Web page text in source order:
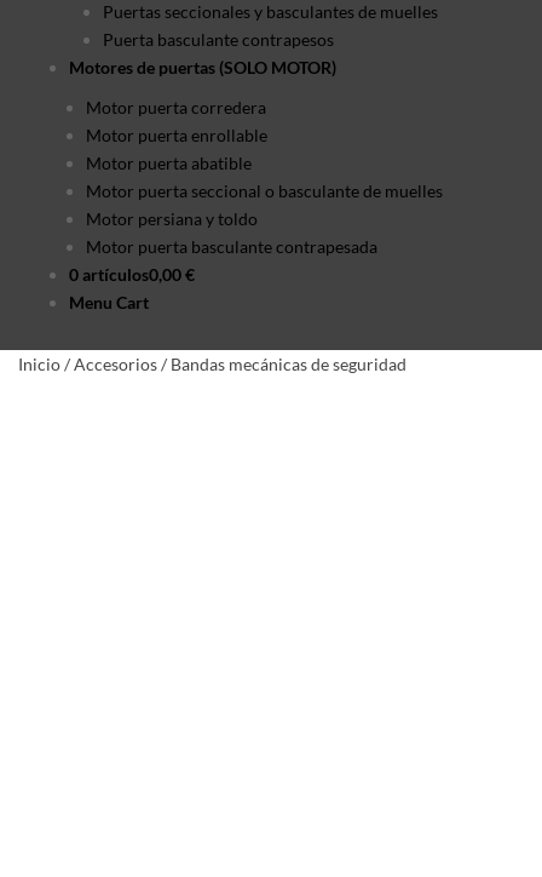
Puertas seccionales y basculantes de muelles
Puerta basculante contrapesos
Motores de puertas (SOLO MOTOR)
Motor puerta corredera
Motor puerta enrollable
Motor puerta abatible
Motor puerta seccional o basculante de muelles
Motor persiana y toldo
Motor puerta basculante contrapesada
0 artículos0,00 €
Menu Cart
Inicio/Accesorios/ Bandas mecánicas de seguridad